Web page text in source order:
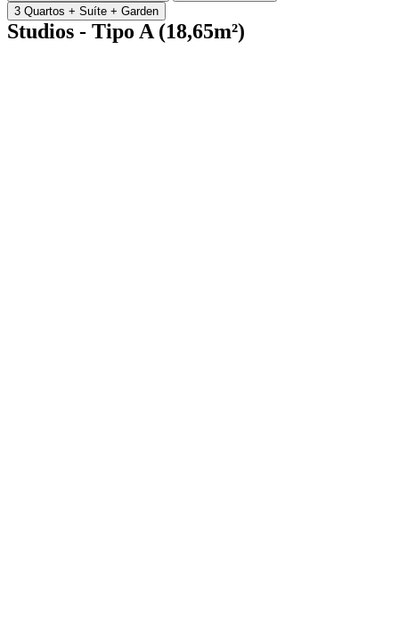
3 Quartos + Suíte + Garden
Studios - Tipo A (18,65m²)